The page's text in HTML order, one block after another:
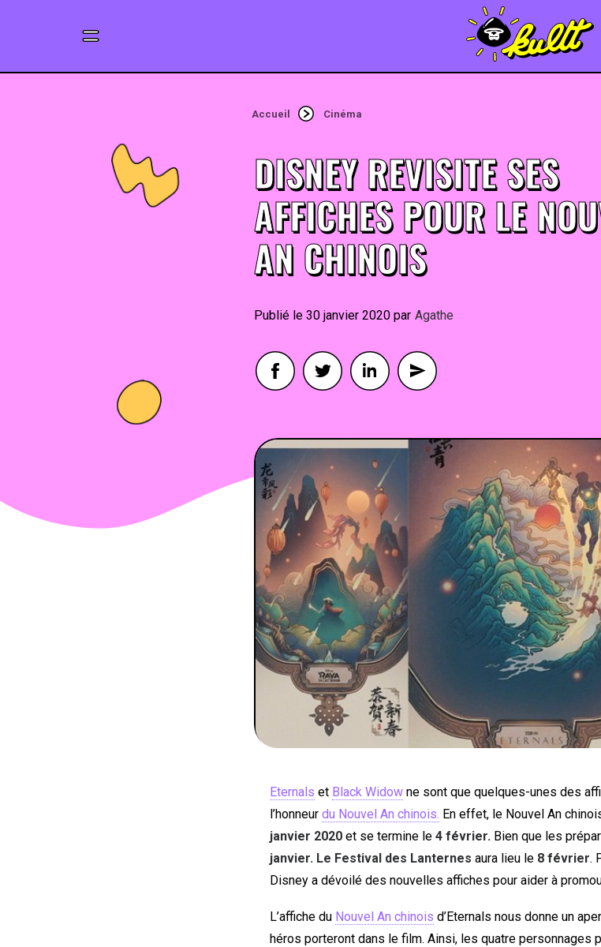
Accueil Cinéma
DISNEY REVISITE SES
AFFICHES POUR LE
AN CHINOIS
30 janvier 2020 By Agathe
Eternals et Black Widow ne sont que quelques-unes des
l’honneur du Nouvel An chinois. En effet, le Nouvel An
janvier 2020 et se termine le 4 février. Bien que les
janvier. Le Festival des Lanternes aura lieu le 8 février.
Disney a dévoilé des nouvelles affiches pour aider à
L’affiche du Nouvel An chinois d’Eternals nous donne un
héros porteront dans le film. Ainsi, les quatre personnages